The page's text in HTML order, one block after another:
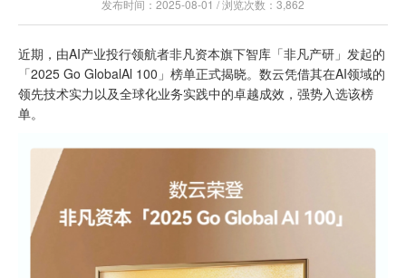
发布时间：2025-08-01 / 浏览次数：3,862
近期，由AI产业投行领航者非凡资本旗下智库「非凡产研」发起的
「2025 Go GlobalAl 100」榜单正式揭晓。数云凭借其在AI领域的
领先技术实力以及全球化业务实践中的卓越成效，强势入选该榜
单。